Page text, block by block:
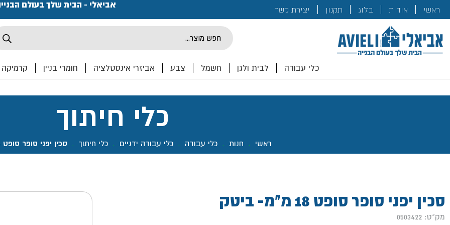
ראשי אודות בלוג תקנון יצירת קשרלכם!
אביאלי - הבית שלך בעולם
Products
search
כלי עבודה לבית ולגן חשמל צבע אביזרי אינסטלציה חומרי בניין קרמיקה
כלי חיתוך
ראשי . חנות . כלי עבודה . כלי עבודה ידניים . כלי חיתוך . סכין יפני סופר סופט 18 מ"מ- ביטק
סכין יפני סופר סופט 18 מ"מ- ביטק
מק"ט: 0503422